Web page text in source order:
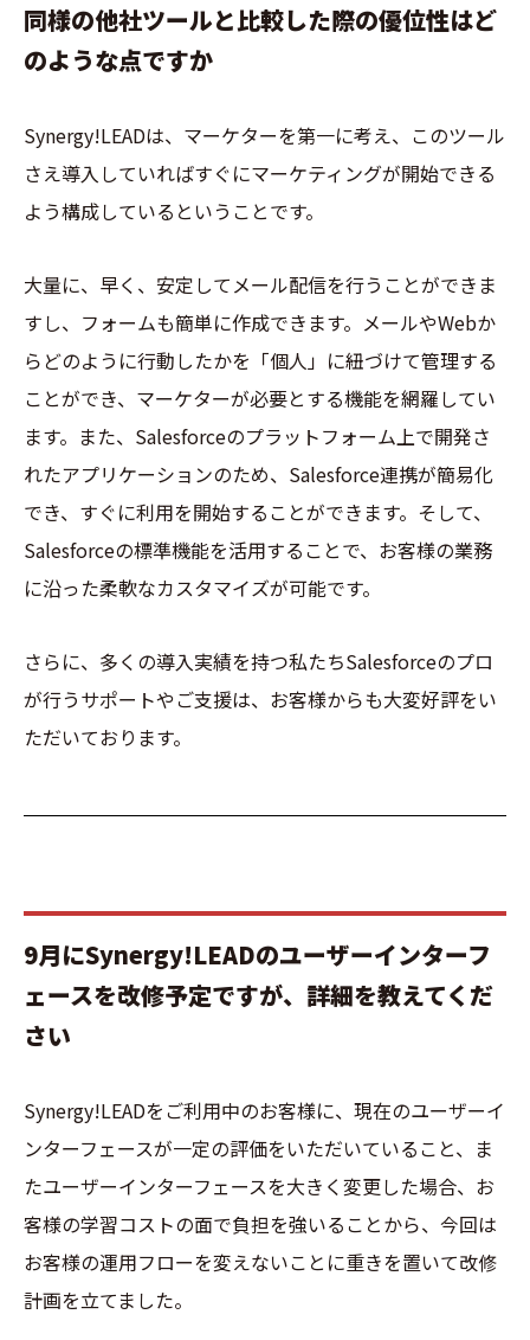
同様の他社ツールと比較した際の優位性はど
のような点ですか
Synergy!LEADは、マーケターを第一に考え、このツール
さえ導入していればすぐにマーケティングが開始できる
よう構成しているということです。
大量に、早く、安定してメール配信を行うことができま
すし、フォームも簡単に作成できます。メールやWebか
らどのように行動したかを「個人」に紐づけて管理する
ことができ、マーケターが必要とする機能を網羅してい
ます。また、Salesforceのプラットフォーム上で開発さ
れたアプリケーションのため、Salesforce連携が簡易化
でき、すぐに利用を開始することができます。そして、
Salesforceの標準機能を活用することで、お客様の業務
に沿った柔軟なカスタマイズが可能です。
さらに、多くの導入実績を持つ私たちSalesforceのプロ
が行うサポートやご支援は、お客様からも大変好評をい
ただいております。
9月にSynergy!LEADのユーザーインターフ
ェースを改修予定ですが、詳細を教えてくだ
さい
Synergy!LEADをご利用中のお客様に、現在のユーザーイ
ンターフェースが一定の評価をいただいていること、ま
たユーザーインターフェースを大きく変更した場合、お
客様の学習コストの面で負担を強いることから、今回は
お客様の運用フローを変えないことに重きを置いて改修
計画を立てました。